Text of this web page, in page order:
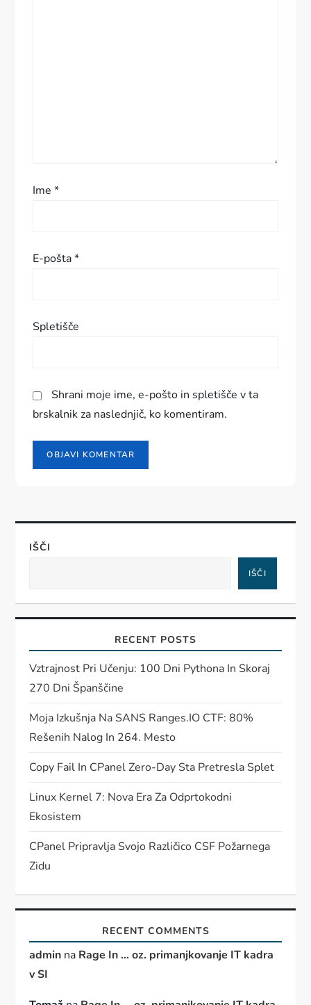
s
a
Ime*
E-pošta*
Spletišče
Shrani moje ime, e-pošto in spletišče v ta
brskalnik za naslednjič, ko komentiram.
IŠČI
IŠČI
RECENT POSTS
Vztrajnost Pri Učenju: 100 Dni Pythona In Skoraj
270 Dni Španščine
Moja Izkušnja Na SANS Ranges.IO CTF: 80%
Rešenih Nalog In 264. Mesto
Copy Fail In CPanel Zero-Day Sta Pretresla Splet
Linux Kernel 7: Nova Era Za Odprtokodni
Ekosistem
CPanel Pripravlja Svojo Različico CSF Požarnega
Zidu
RECENT COMMENTS
admin na Rage In … oz. primanjkovanje IT kadra
v SI